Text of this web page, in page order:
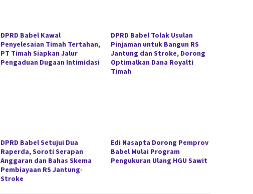
DPRD Babel Kawal
Penyelesaian Timah Tertahan,
PT Timah Siapkan Jalur
Pengaduan Dugaan Intimidasi
DPRD Babel Tolak Usulan
Pinjaman untuk Bangun RS
Jantung dan Stroke, Dorong
Optimalkan Dana Royalti
Timah
DPRD Babel Setujui Dua
Raperda, Soroti Serapan
Anggaran dan Bahas Skema
Pembiayaan RS Jantung-
Stroke
Edi Nasapta Dorong Pemprov
Babel Mulai Program
Pengukuran Ulang HGU Sawit